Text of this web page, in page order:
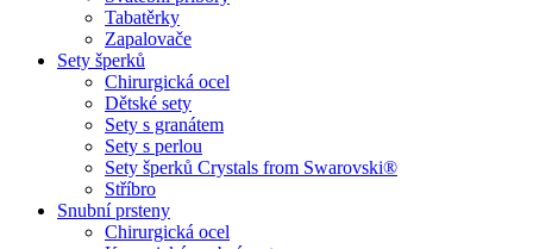
Tabatěrky
Zapalovače
Sety šperků
Chirurgická ocel
Dětské sety
Sety s granátem
Sety s perlou
Sety šperků Crystals from Swarovski®
Stříbro
Snubní prsteny
Chirurgická ocel